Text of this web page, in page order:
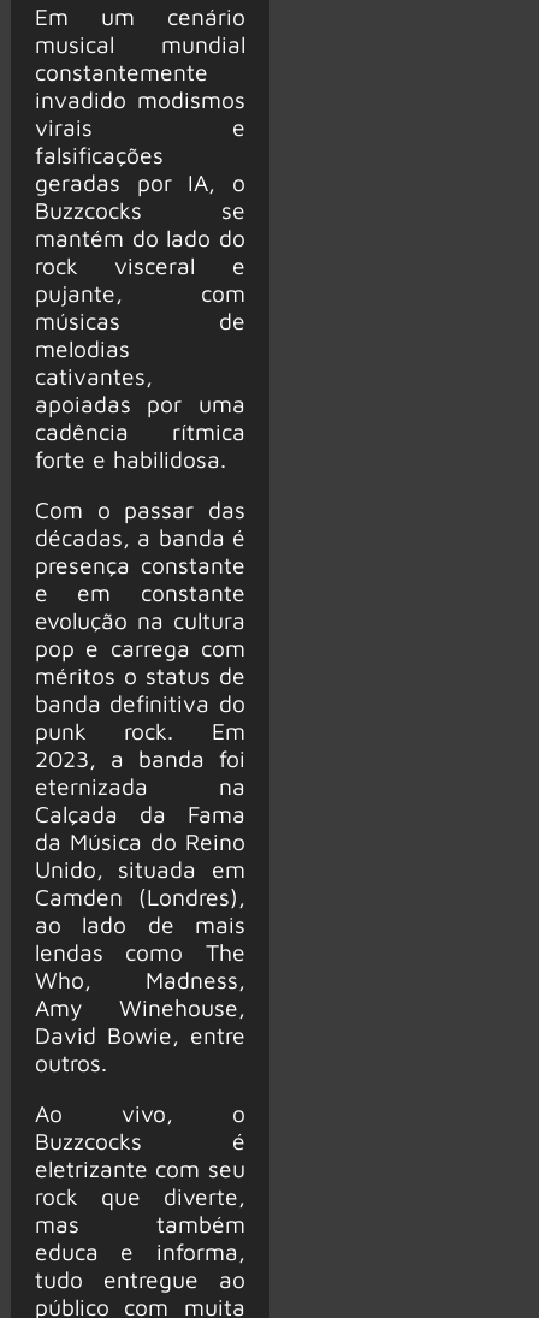
Em um cenário
musical mundial
constantemente
invadido modismos
virais e
falsificações
geradas por IA, o
Buzzcocks se
mantém do lado do
rock visceral e
pujante, com
músicas de
melodias
cativantes,
apoiadas por uma
cadência rítmica
forte e habilidosa.
Com o passar das
décadas, a banda é
presença constante
e em constante
evolução na cultura
pop e carrega com
méritos o status de
banda definitiva do
punk rock. Em
2023, a banda foi
eternizada na
Calçada da Fama
da Música do Reino
Unido, situada em
Camden (Londres),
ao lado de mais
lendas como The
Who, Madness,
Amy Winehouse,
David Bowie, entre
outros.
Ao vivo, o
Buzzcocks é
eletrizante com seu
rock que diverte,
mas também
educa e informa,
tudo entregue ao
público com muita